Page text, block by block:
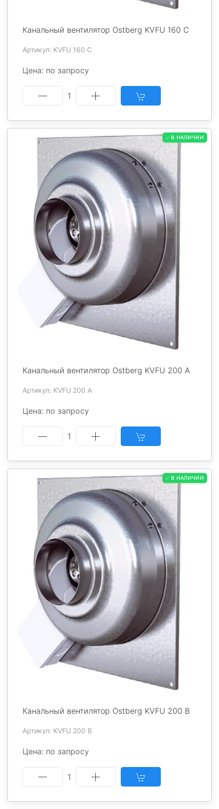
Канальный вентилятор Ostberg KVFU 160 C
Артикул: KVFU 160 C
Цена: по запросу
1
✅ В НАЛИЧИИ
Канальный вентилятор Ostberg KVFU 200 A
Артикул: KVFU 200 A
Цена: по запросу
1
✅ В НАЛИЧИИ
Канальный вентилятор Ostberg KVFU 200 B
Артикул: KVFU 200 B
Цена: по запросу
1